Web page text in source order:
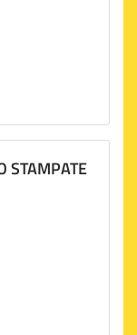
STAMPATE